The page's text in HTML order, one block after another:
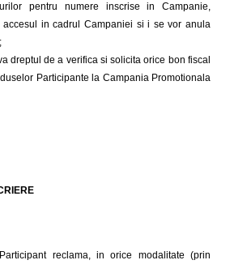
pentru numere inscrise in Campanie,
in cadrul Campaniei si i se vor anula
dreptul de a verifica si solicita orice bon fiscal
Participante la Campania Promotionala
reclama, in orice modalitate (prin